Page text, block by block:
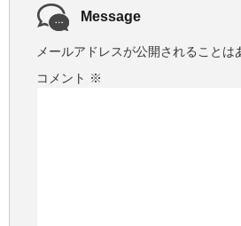
Message
メールアドレスが公開されることは
コメント ※